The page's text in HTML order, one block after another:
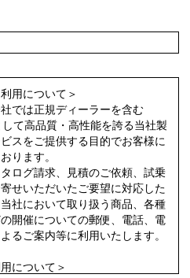
用について＞
では正規ディーラーを含む
て高品質・高性能を誇る当社製
スをご提供する目的でお客様に
ります。
ログ請求、見積のご依頼、試乗
せいただいたご要望に対応した
社において取り扱う商品、各種
開催についての郵便、電話、電
るご案内等に利用いたします。
について＞